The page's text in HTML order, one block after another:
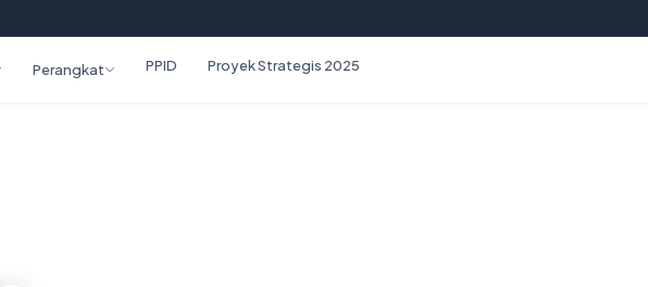
Perangkat PPID Proyek Strategis 2025